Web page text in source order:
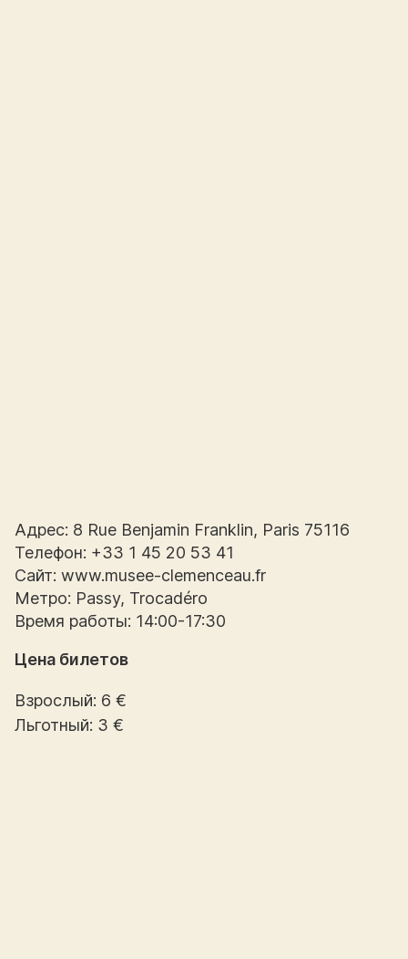
Адрес: 8 Rue Benjamin Franklin, Paris 75116
Телефон: +33 1 45 20 53 41
Сайт: www.musee-clemenceau.fr
Метро: Passy, Trocadéro
Время работы: 14:00-17:30
Цена билетов
Взрослый: 6 €
Льготный: 3 €